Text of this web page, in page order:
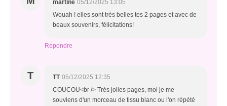
martine 05/12/2025 13:05
Wouah ! elles sont très belles tes 2 pages et avec de
beaux souvenirs, félicitations!
Répondre
T TT 05/12/2025 12:35
COUCOU<br /> Très jolies pages, moi je me
souviens d'un morceau de tissu blanc ou l'on répété